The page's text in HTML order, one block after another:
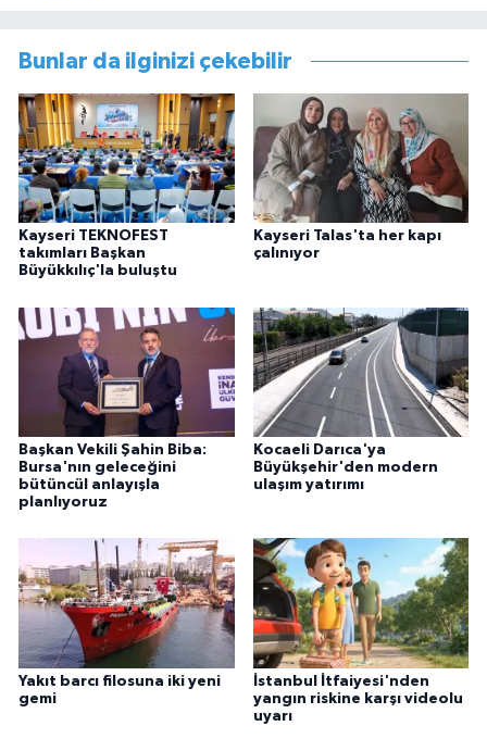
Bunlar da ilginizi çekebilir
Kayseri TEKNOFEST
takımları Başkan
Büyükkılıç'la buluştu
Kayseri Talas'ta her kapı
çalınıyor
Başkan Vekili Şahin Biba:
Bursa'nın geleceğini
bütüncül anlayışla
planlıyoruz
Kocaeli Darıca'ya
Büyükşehir'den modern
ulaşım yatırımı
Yakıt barcı filosuna iki yeni
gemi
İstanbul İtfaiyesi'nden
yangın riskine karşı videolu
uyarı